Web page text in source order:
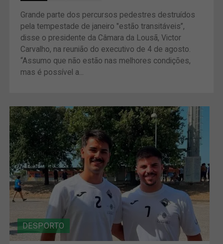
Grande parte dos percursos pedestres destruídos
pela tempestade de janeiro "estão transitáveis”,
disse o presidente da Câmara da Lousã, Victor
Carvalho, na reunião do executivo de 4 de agosto.
“Assumo que não estão nas melhores condições,
mas é possível a...
DESPORTO